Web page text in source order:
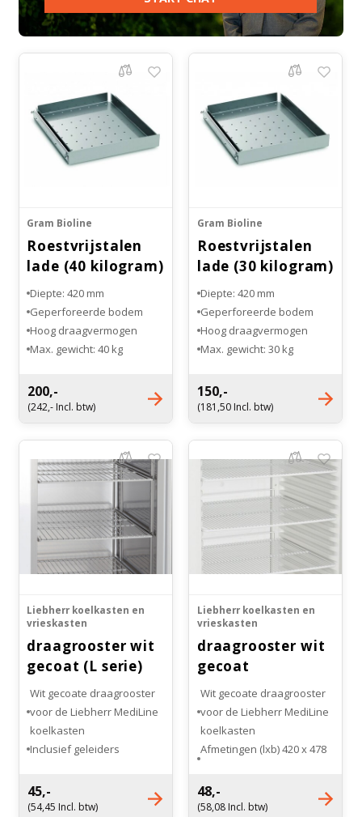
Gram Bioline
Roestvrijstalen
lade (40 kilogram)
Diepte: 420 mm
Geperforeerde bodem
Hoog draagvermogen
Max. gewicht: 40 kg
200,-
(242,- Incl. btw)
Gram Bioline
Roestvrijstalen
lade (30 kilogram)
Diepte: 420 mm
Geperforeerde bodem
Hoog draagvermogen
Max. gewicht: 30 kg
150,-
(181,50 Incl. btw)
Liebherr koelkasten en
vrieskasten
draagrooster wit
gecoat (L serie)
Wit gecoate draagrooster
voor de Liebherr MediLine
koelkasten
Inclusief geleiders
45,-
(54,45 Incl. btw)
Liebherr koelkasten en
vrieskasten
draagrooster wit
gecoat
Wit gecoate draagrooster
voor de Liebherr MediLine
koelkasten
Afmetingen (lxb) 420 x 478
Draagvermogen: 60 kg
48,-
(58,08 Incl. btw)